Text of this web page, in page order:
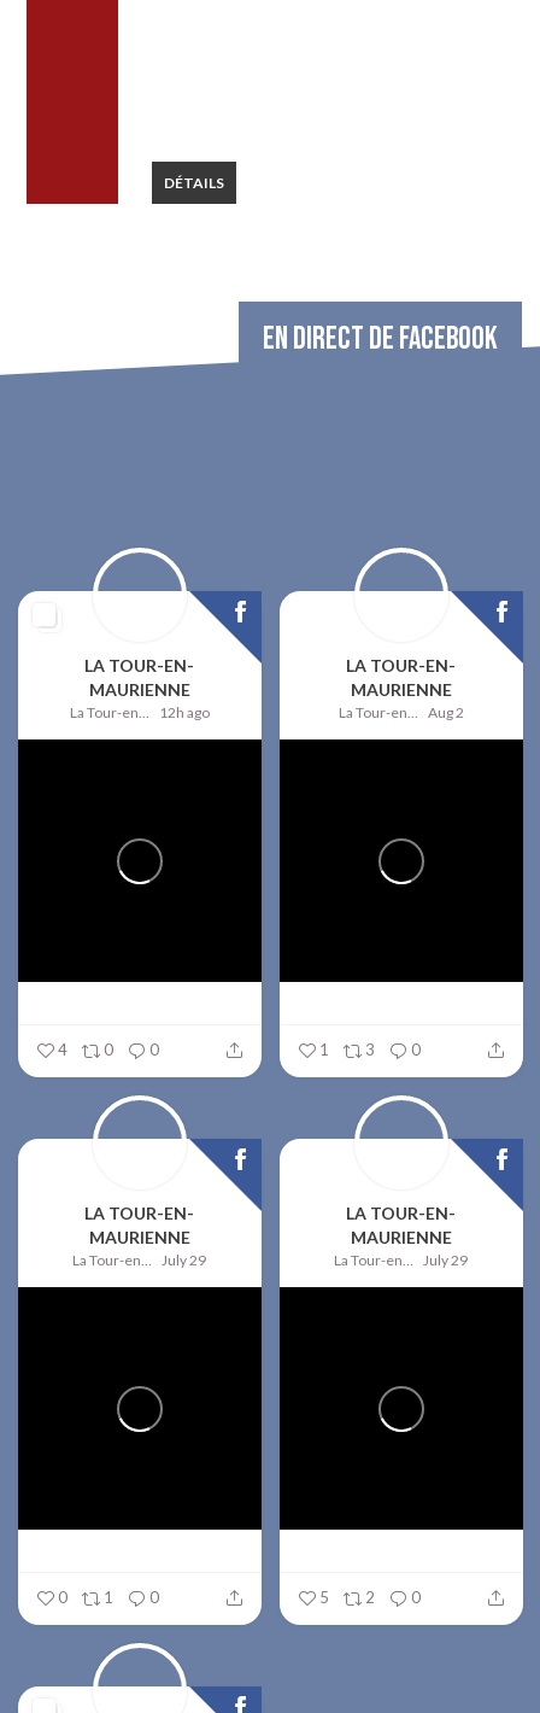
DÉTAILS
EN DIRECT DE FACEBOOK
LA TOUR-EN-
MAURIENNE
La Tour-en-Maurienne 12h ago
4 0 0
LA TOUR-EN-
MAURIENNE
La Tour-en-Maurienne Aug 2
1 3 0
LA TOUR-EN-
MAURIENNE
La Tour-en-Maurienne July 29
0 1 0
LA TOUR-EN-
MAURIENNE
La Tour-en-Maurienne July 29
5 2 0